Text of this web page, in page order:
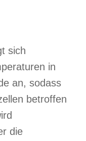
sich
in
an, sodass
betroffen
die